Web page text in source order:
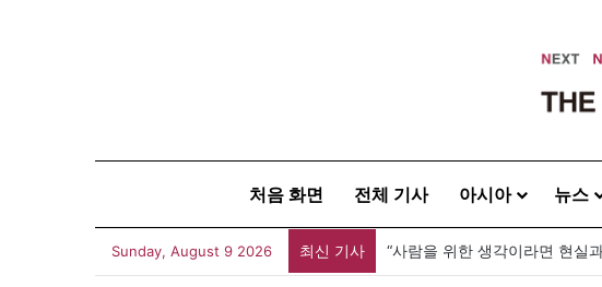
처음 화면 전체 기사 아시아 뉴스
Sunday, August 9 2026 최신 기사